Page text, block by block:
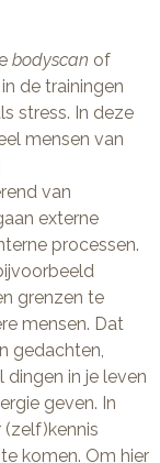
bodyscan of
de trainingen
stress. In deze
mensen van
van
externe
processen.
grenzen te
mensen. Dat
gedachten,
dingen in je leven
geven. In
(zelf)kennis
komen. Om hier